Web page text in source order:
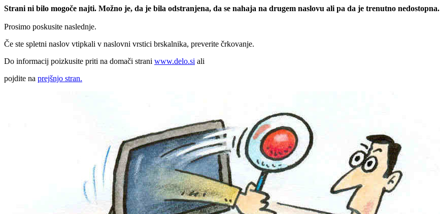
Strani ni bilo mogoče najti. Možno je, da je bila odstranjena, da se nahaja na drugem naslovu ali pa da je trenutno nedostopna.
Prosimo poskusite naslednje.
Če ste spletni naslov vtipkali v naslovni vrstici brskalnika, preverite črkovanje.
Do informacij poizkusite priti na domači strani www.delo.si ali
pojdite na prejšnjo stran.